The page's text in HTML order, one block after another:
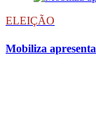
ELEIÇÃO
Mobiliza